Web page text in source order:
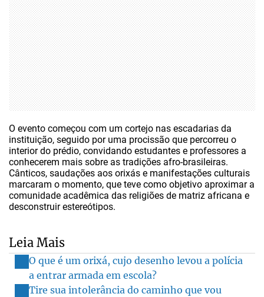
O evento começou com um cortejo nas escadarias da
instituição, seguido por uma procissão que percorreu o
interior do prédio, convidando estudantes e professores a
conhecerem mais sobre as tradições afro-brasileiras.
Cânticos, saudações aos orixás e manifestações culturais
marcaram o momento, que teve como objetivo aproximar a
comunidade acadêmica das religiões de matriz africana e
desconstruir estereótipos.
Leia Mais
O que é um orixá, cujo desenho levou a polícia
a entrar armada em escola?
Tire sua intolerância do caminho que vou